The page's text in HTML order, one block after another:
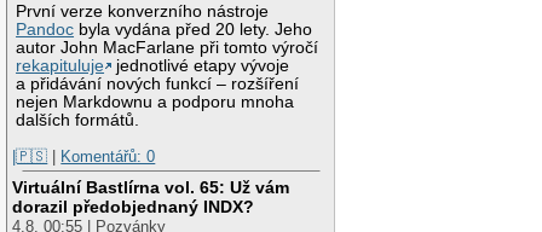
První verze konverzního nástroje
Pandoc byla vydána před 20 lety. Jeho
autor John MacFarlane při tomto výročí
rekapituluje
jednotlivé etapy vývoje
a přidávání nových funkcí – rozšíření
nejen Markdownu a podporu mnoha
dalších formátů.
|🇵🇸 | Komentářů: 0
Virtuální Bastlírna vol. 65: Už vám
dorazil předobjednaný INDX?
4.8. 00:55 | Pozvánky